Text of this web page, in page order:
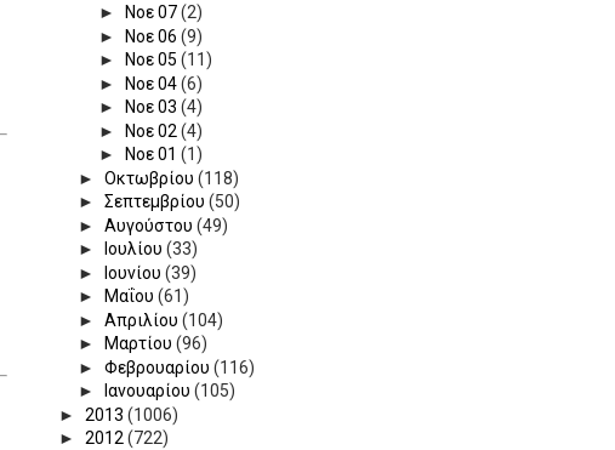
►
Νοε 07(2)
►
Νοε 06(9)
►
Νοε 05(11)
►
Νοε 04(6)
►
Νοε 03(4)
►
Νοε 02(4)
►
Νοε 01(1)
►Οκτωβρίου(118)
►Σεπτεμβρίου(50)
►Αυγούστου(49)
►
Ιουλίου(33)
►
Ιουνίου(39)
► Μαΐου(61)
►Απριλίου(104)
► Μαρτίου(96)
►Φεβρουαρίου(116)
►
Ιανουαρίου(105)
► 2013 (1006)
► 2012(722)